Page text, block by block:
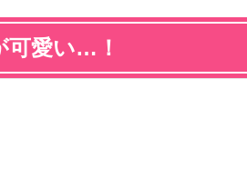
可愛い…！